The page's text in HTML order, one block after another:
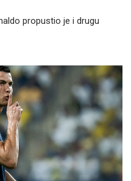
propustio je i drugu